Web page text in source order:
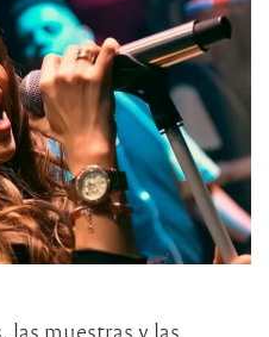
las muestras y las